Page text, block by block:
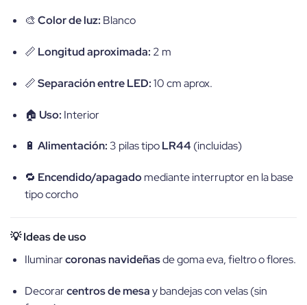
🎨 Color de luz: Blanco
📏 Longitud aproximada: 2 m
📏Separación entre LED:10 cm aprox.
🏠 Uso: Interior
🔋 Alimentación: 3 pilas tipoLR44 (incluidas)
🔁 Encendido/apagadomediante interruptor en la base
tipo corcho
💡 Ideas de uso
Iluminarcoronas navideñasde goma eva, fieltro o flores.
Decorarcentros de mesay bandejas con velas (sin